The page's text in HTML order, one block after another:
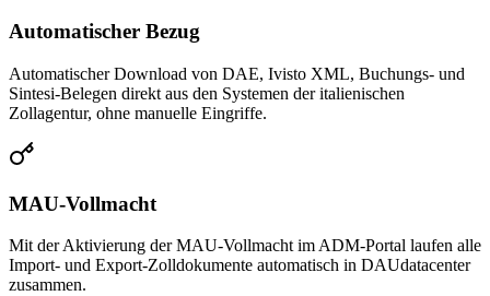
Automatischer Bezug
Automatischer Download von DAE, Ivisto XML, Buchungs- und
Sintesi-Belegen direkt aus den Systemen der italienischen
Zollagentur, ohne manuelle Eingriffe.
MAU-Vollmacht
Mit der Aktivierung der MAU-Vollmacht im ADM-Portal laufen alle
Import- und Export-Zolldokumente automatisch in DAUdatacenter
zusammen.